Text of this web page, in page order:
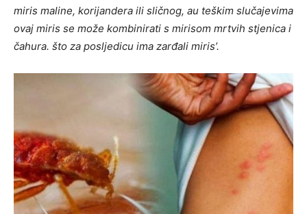
miris maline, korijandera ili sličnog, au teškim slučajevima
ovaj miris se može kombinirati s mirisom mrtvih stjenica i
čahura. što za posljedicu ima zarđali miris’.